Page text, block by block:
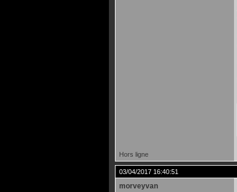
Hors ligne
03/04/2017 16:40:51
morveyvan